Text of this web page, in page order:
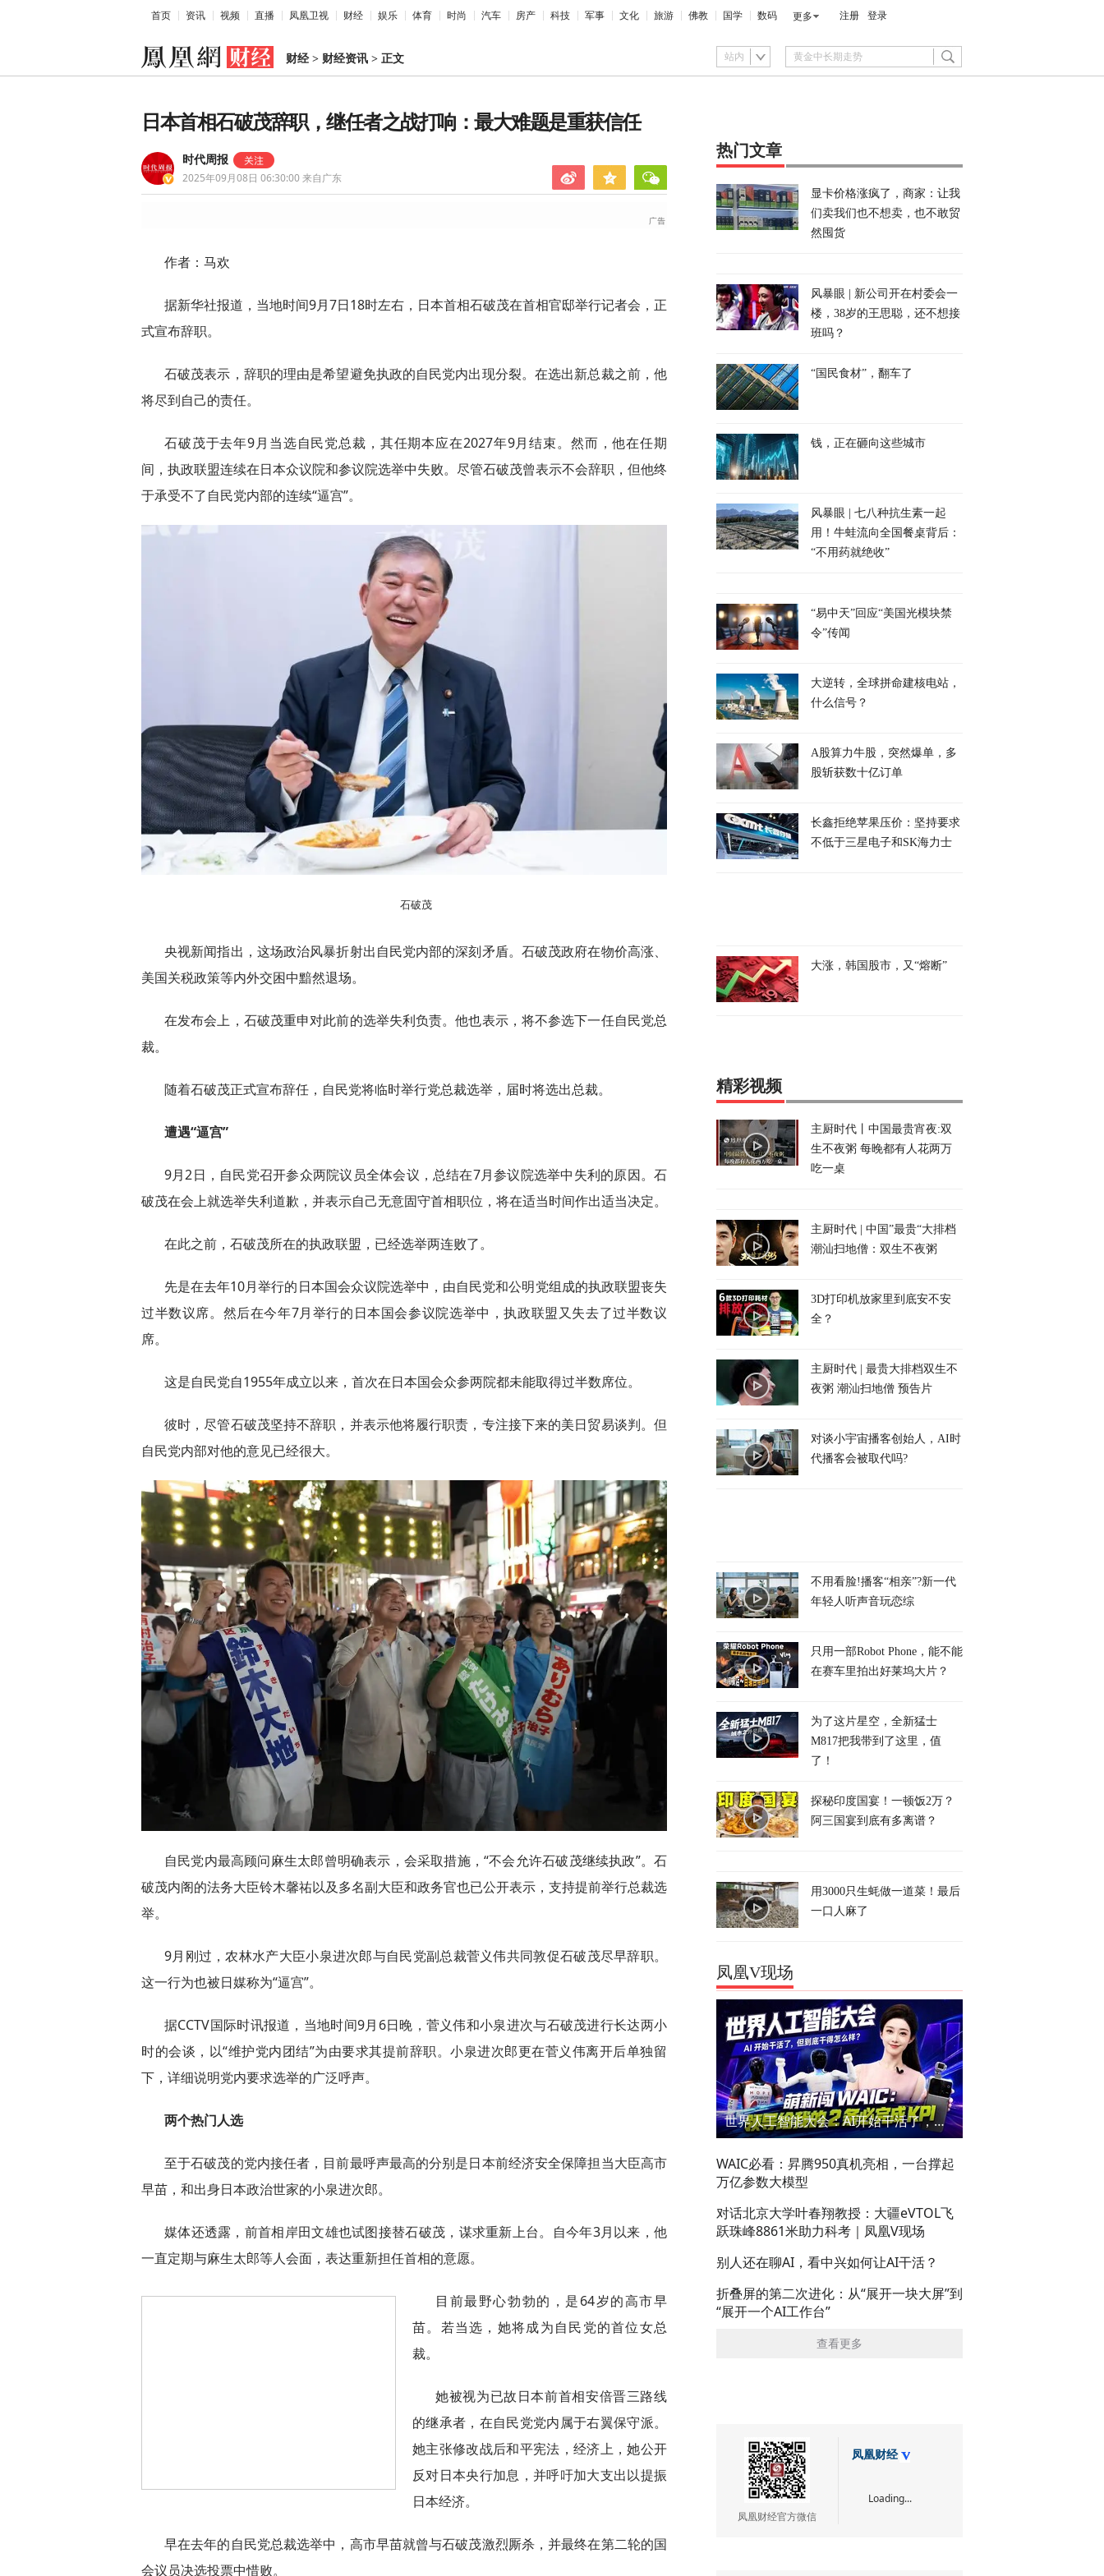
首页 资讯 视频 直播 凤凰卫视 财经 娱乐 体育 时尚 汽车 房产 科技 军事 文化 旅游 佛教 国学 数码 更多 注册 登录
财经> 财经资讯 > 正文 站内
日本首相石破茂辞职，继任者之战打响：最大难题是重获信任
时代周报
2025年09月08日 06:30:00来自广东
作者：马欢
据新华社报道，当地时间9月7日18时左右，日本首相石破茂在首相官邸举行记者会，正
式宣布辞职。
石破茂表示，辞职的理由是希望避免执政的自民党内出现分裂。在选出新总裁之前，他
将尽到自己的责任。
石破茂于去年9月当选自民党总裁，其任期本应在2027年9月结束。然而，他在任期
间，执政联盟连续在日本众议院和参议院选举中失败。尽管石破茂曾表示不会辞职，但他终
于承受不了自民党内部的连续“逼宫”。
石破茂
央视新闻指出，这场政治风暴折射出自民党内部的深刻矛盾。石破茂政府在物价高涨、
美国关税政策等内外交困中黯然退场。
在发布会上，石破茂重申对此前的选举失利负责。他也表示，将不参选下一任自民党总
裁。
随着石破茂正式宣布辞任，自民党将临时举行党总裁选举，届时将选出总裁。
遭遇“逼宫”
9月2日，自民党召开参众两院议员全体会议，总结在7月参议院选举中失利的原因。石
破茂在会上就选举失利道歉，并表示自己无意固守首相职位，将在适当时间作出适当决定。
在此之前，石破茂所在的执政联盟，已经选举两连败了。
先是在去年10月举行的日本国会众议院选举中，由自民党和公明党组成的执政联盟丧失
过半数议席。然后在今年7月举行的日本国会参议院选举中，执政联盟又失去了过半数议
席。
这是自民党自1955年成立以来，首次在日本国会众参两院都未能取得过半数席位。
彼时，尽管石破茂坚持不辞职，并表示他将履行职责，专注接下来的美日贸易谈判。但
自民党内部对他的意见已经很大。
自民党内最高顾问麻生太郎曾明确表示，会采取措施，“不会允许石破茂继续执政”。石
破茂内阁的法务大臣铃木馨祐以及多名副大臣和政务官也已公开表示，支持提前举行总裁选
举。
9月刚过，农林水产大臣小泉进次郎与自民党副总裁菅义伟共同敦促石破茂尽早辞职。
这一行为也被日媒称为“逼宫”。
据CCTV国际时讯报道，当地时间9月6日晚，菅义伟和小泉进次与石破茂进行长达两小
时的会谈，以“维护党内团结”为由要求其提前辞职。小泉进次郎更在菅义伟离开后单独留
下，详细说明党内要求选举的广泛呼声。
两个热门人选
至于石破茂的党内接任者，目前最呼声最高的分别是日本前经济安全保障担当大臣高市
早苗，和出身日本政治世家的小泉进次郎。
媒体还透露，前首相岸田文雄也试图接替石破茂，谋求重新上台。自今年3月以来，他
一直定期与麻生太郎等人会面，表达重新担任首相的意愿。
目前最野心勃勃的，是64岁的高市早
苗。若当选，她将成为自民党的首位女总
裁。
她被视为已故日本前首相安倍晋三路线
的继承者，在自民党党内属于右翼保守派。
她主张修改战后和平宪法，经济上，她公开
反对日本央行加息，并呼吁加大支出以提振
日本经济。
早在去年的自民党总裁选举中，高市早苗就曾与石破茂激烈厮杀，并最终在第二轮的国
会议员决选投票中惜败。
热门文章
显卡价格涨疯了，商家：让我
们卖我们也不想卖，也不敢贸
然囤货
风暴眼 | 新公司开在村委会一
楼，38岁的王思聪，还不想接
班吗？
“国民食材”，翻车了
钱，正在砸向这些城市
风暴眼 | 七八种抗生素一起
用！牛蛙流向全国餐桌背后：
“不用药就绝收”
“易中天”回应“美国光模块禁
令”传闻
大逆转，全球拼命建核电站，
什么信号？
A股算力牛股，突然爆单，多
股斩获数十亿订单
长鑫拒绝苹果压价：坚持要求
不低于三星电子和SK海力士
大涨，韩国股市，又“熔断”
精彩视频
主厨时代丨中国最贵宵夜:双
生不夜粥 每晚都有人花两万
吃一桌
主厨时代 | 中国”最贵“大排档
潮汕扫地僧：双生不夜粥
3D打印机放家里到底安不安
全？
主厨时代 | 最贵大排档双生不
夜粥 潮汕扫地僧 预告片
对谈小宇宙播客创始人，AI时
代播客会被取代吗?
不用看脸!播客“相亲”?新一代
年轻人听声音玩恋综
只用一部Robot Phone，能不能
在赛车里拍出好莱坞大片？
为了这片星空，全新猛士
M817把我带到了这里，值
了！
探秘印度国宴！一顿饭2万？
阿三国宴到底有多离谱？
用3000只生蚝做一道菜！最后
一口人麻了
凤凰V现场
世界人工智能大会：AI开始干活了，但到底干的怎么样？萌新闯WAIC
WAIC必看：昇腾950真机亮相，一台撑起
万亿参数大模型
对话北京大学叶春翔教授：大疆eVTOL飞
跃珠峰8861米助力科考｜凤凰V现场
别人还在聊AI，看中兴如何让AI干活？
折叠屏的第二次进化：从“展开一块大屏”到
“展开一个AI工作台”
查看更多
凤凰财经官方微信
凤凰财经
Loading...